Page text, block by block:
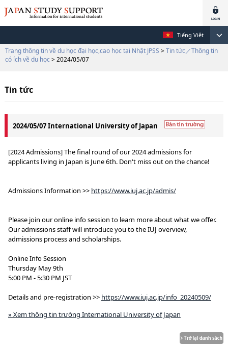
Tiếng Việt
Trang thông tin về du học đại học,cao học tại Nhật JPSS > Tin tức／Thông tin
có ích về du học > 2024/05/07
Tin tức
2024/05/07 International University of Japan
[2024 Admissions] The final round of our 2024 admissions for
applicants living in Japan is June 6th. Don't miss out on the chance!
Admissions Information >> https://www.iuj.ac.jp/admis/
Please join our online info session to learn more about what we offer.
Our admissions staff will introduce you to the IUJ overview,
admissions process and scholarships.
Online Info Session
Thursday May 9th
5:00 PM - 5:30 PM JST
Details and pre-registration >> https://www.iuj.ac.jp/info_20240509/
» Xem thông tin trường International University of Japan